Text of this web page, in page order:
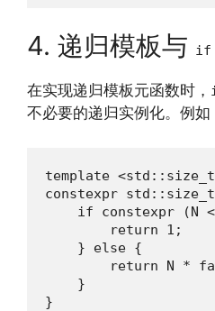
4. 递归模板与 if
在实现递归模板元函数时，
不必要的递归实例化。例如
template <std::size_t
constexpr
if constexpr (N
        return 1;
    } else {
return N *
    }
}